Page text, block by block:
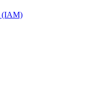
(IAM)